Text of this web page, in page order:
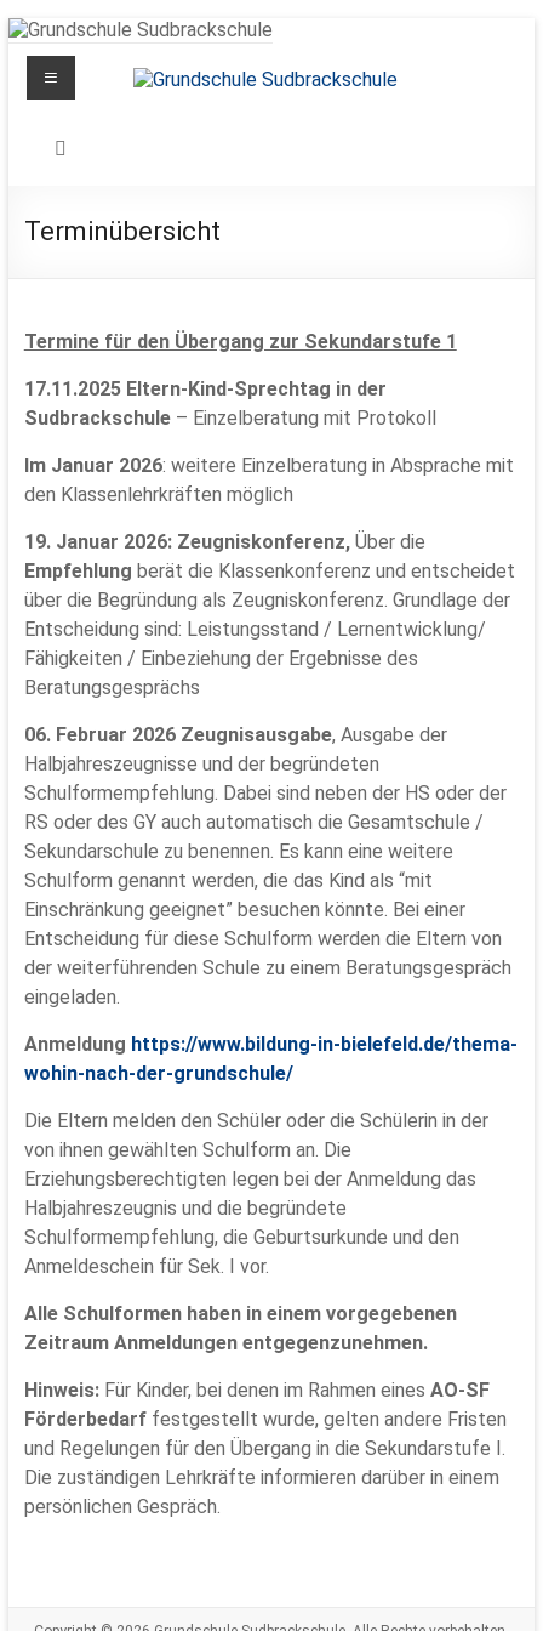
Zum
Inhalt
springen
Schule
in
Menü
Terminübersicht
Termine für den Übergang zur Sekundarstufe 1
17.11.2025 Eltern-Kind-Sprechtag in der
Sudbrackschule – Einzelberatung mit Protokoll
Im Januar 2026: weitere Einzelberatung in Absprache mit
den Klassenlehrkräften möglich
19. Januar 2026: Zeugniskonferenz, Über die
Empfehlung berät die Klassenkonferenz und entscheidet
über die Begründung als Zeugniskonferenz. Grundlage der
Entscheidung sind: Leistungsstand / Lernentwicklung/
Fähigkeiten / Einbeziehung der Ergebnisse des
Beratungsgesprächs
06. Februar 2026 Zeugnisausgabe, Ausgabe der
Halbjahreszeugnisse und der begründeten
Schulformempfehlung. Dabei sind neben der HS oder der
RS oder des GY auch automatisch die Gesamtschule /
Sekundarschule zu benennen. Es kann eine weitere
Schulform genannt werden, die das Kind als “mit
Einschränkung geeignet” besuchen könnte. Bei einer
Entscheidung für diese Schulform werden die Eltern von
der weiterführenden Schule zu einem Beratungsgespräch
eingeladen.
Anmeldung https://www.bildung-in-bielefeld.de/thema-
wohin-nach-der-grundschule/
Die Eltern melden den Schüler oder die Schülerin in der
von ihnen gewählten Schulform an. Die
Erziehungsberechtigten legen bei der Anmeldung das
Halbjahreszeugnis und die begründete
Schulformempfehlung, die Geburtsurkunde und den
Anmeldeschein für Sek. I vor.
Alle Schulformen haben in einem vorgegebenen
Zeitraum Anmeldungen entgegenzunehmen.
Hinweis:Für Kinder, bei denen im Rahmen eines AO-SF
Förderbedarf festgestellt wurde, gelten andere Fristen
und Regelungen für den Übergang in die Sekundarstufe I.
Die zuständigen Lehrkräfte informieren darüber in einem
persönlichen Gespräch.